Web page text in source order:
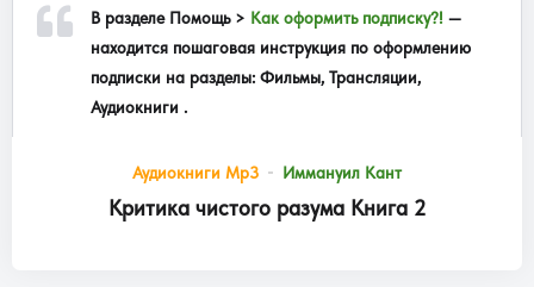
В разделе Помощь > Как оформить подписку?! —
находится пошаговая инструкция по оформлению
подписки на разделы: Фильмы, Трансляции,
Аудиокниги .
Аудиокниги Mp3 Иммануил Кант
Критика чистого разума Книга 2